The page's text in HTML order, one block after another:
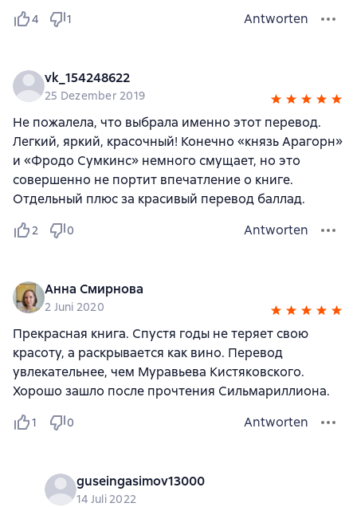
4 1 Antworten
vk_154248622
25 Dezember 2019
Не пожалела, что выбрала именно этот перевод.
Легкий, яркий, красочный! Конечно «князь Арагорн»
и «Фродо Сумкинс» немного смущает, но это
совершенно не портит впечатление о книге.
Отдельный плюс за красивый перевод баллад.
2 0 Antworten
Анна Смирнова
2 Juni 2020
Прекрасная книга. Спустя годы не теряет свою
красоту, а раскрывается как вино. Перевод
увлекательнее, чем Муравьева Кистяковского.
Хорошо зашло после прочтения Сильмариллиона.
1 0 Antworten
guseingasimov13000
14 Juli 2022